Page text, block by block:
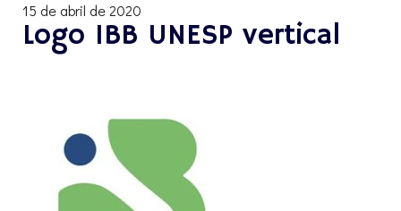
15 de abril de 2020
Logo IBB UNESP vertical